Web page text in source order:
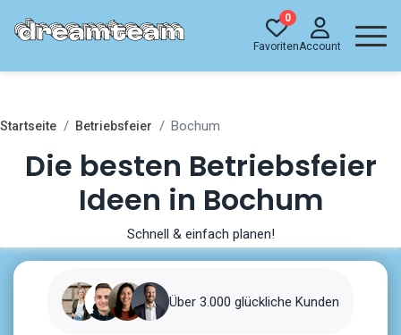
0
FavoritenAccount
Startseite Betriebsfeier Bochum
Die besten Betriebsfeier
Ideen in Bochum
Schnell & einfach planen!
Über 3.000 glückliche Kunden